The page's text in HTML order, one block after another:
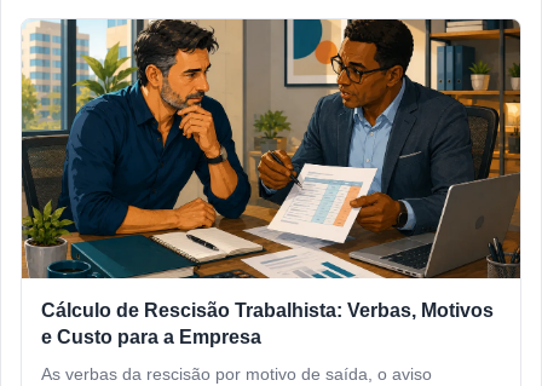
Cálculo de Rescisão Trabalhista: Verbas, Motivos
e Custo para a Empresa
As verbas da rescisão por motivo de saída, o aviso